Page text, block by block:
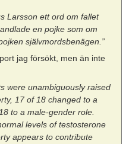
Larsson ett ord om fallet
en pojke som om
självmordsbenägen.”
jag försökt, men än inte
were unambiguously raised
17 of 18 changed to a
to a male-gender role.
levels of testosterone
appears to contribute